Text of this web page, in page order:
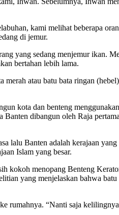
kami melihat beberapa
di jemur.
yang sedang menjemur ikan.
bertahan lebih lama.
atau batu bata ringan
kota dan benteng
dibangun oleh Raja
Banten adalah kerajaan
Islam yang besar.
kokoh menopang Benteng
yang menjelaskan bahwa
rumahnya. “Nanti saja